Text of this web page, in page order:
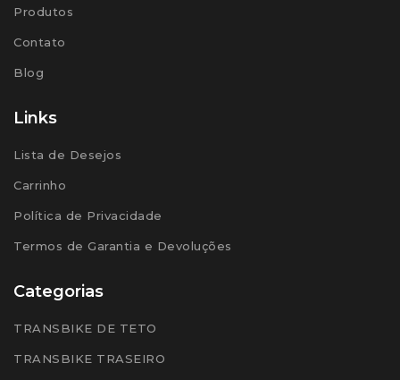
Produtos
Contato
Blog
Links
Lista de Desejos
Carrinho
Política de Privacidade
Termos de Garantia e Devoluções
Categorias
TRANSBIKE DE TETO
TRANSBIKE TRASEIRO